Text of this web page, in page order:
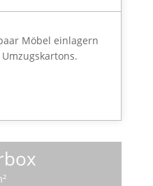
Möbel einlagern